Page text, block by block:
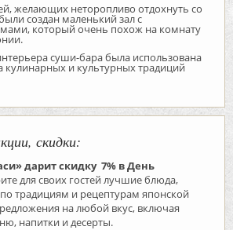
желающих неторопливо отдохнуть со
создан маленький зал с
который очень похож на комнату
суши-бара была использована
кулинарных и культурных традиций
скидки:
дарит скидку 7% в День
для своих гостей лучшие блюда,
традициям и рецептурам японской
на любой вкус, включая
напитки и десерты.